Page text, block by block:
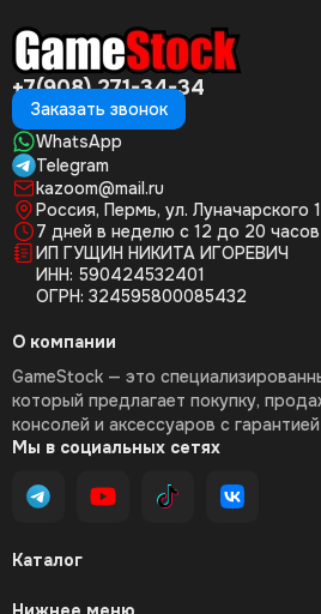
+7(908) 271-34-34
Заказать звонок
WhatsApp
Telegram
kazoom@mail.ru
Россия, Пермь, ул. Луначарского
7 дней в неделю с 12 до 20 часов
ИП ГУЩИН НИКИТА ИГОРЕВИЧ
ИНН: 590424532401
ОГРН: 324595800085432
Каталог
О компании
GameStock — это
который предлагает покупку,
консолей и аксессуаров с
Мы в социальных сетях